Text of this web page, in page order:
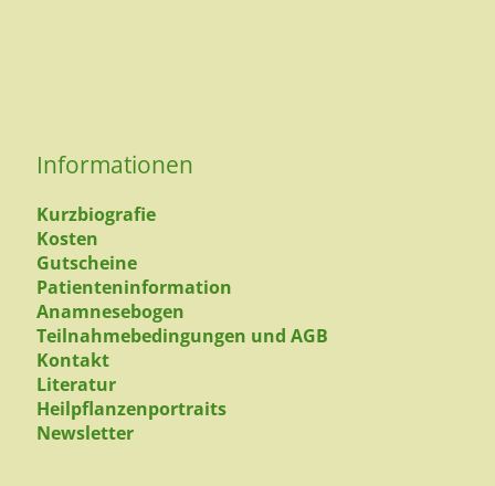
Informationen
Kurzbiografie
Kosten
Gutscheine
Patienteninformation
Anamnesebogen
Teilnahmebedingungen und AGB
Kontakt
Literatur
Heilpflanzenportraits
Newsletter